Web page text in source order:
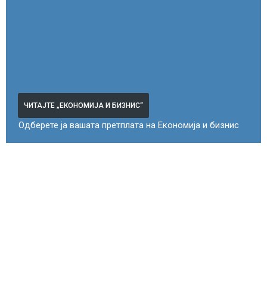
ЧИТАЈТЕ „ЕКОНОМИЈА И БИЗНИС“
Одберете ја вашата претплата на Економија и бизнис